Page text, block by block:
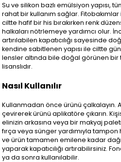
Su ve silikon bazlı emülsiyon yapısı,
rahat bir kullanım sağlar.
ciltte hafif bir his bırakırken renk
halkaları nötrlemeye yardımcı olur.
artırılabilen kapatıcılığı sayesinde
kendine sabitlenen yapısı ile ciltte gün
lensler altında bile doğal görünen
lisanslıdır.
Nasıl Kullanılır
Kullanmadan önce ürünü çalkalayın.
çevirerek ürünü aplikatöre çıkarın.
elinizin arkasına veya bir makyaj
fırça veya sünger yardımıyla
ve ürün tamamen emilene kadar
yaparak kapatıcılığı artırabilirsiniz.
ya da sonra kullanılabilir.